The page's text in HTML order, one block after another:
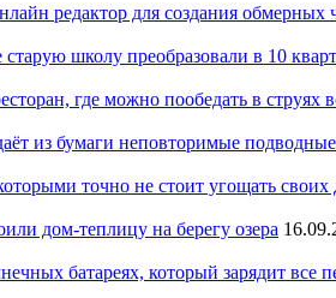
редактор для создания обмерных
школу преобразовали в 10
где можно пообедать в струях
из бумаги неповторимые
точно не стоит угощать
дом-теплицу на берегу озера
батареях, который зарядит все